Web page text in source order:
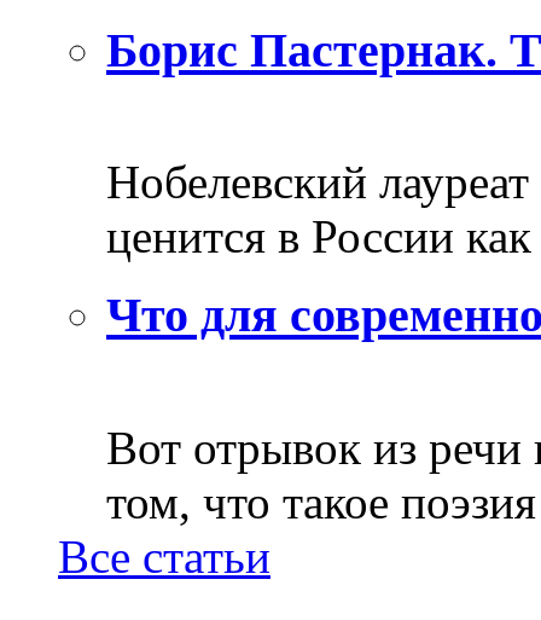
Борис Пастернак.
Нобелевский
ценится в России
Что для
Вот отрывок из
том, что такое
Все статьи